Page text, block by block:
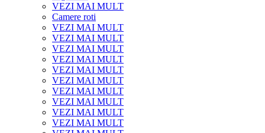
VEZI MAI MULT
Camere roti
VEZI MAI MULT
VEZI MAI MULT
VEZI MAI MULT
VEZI MAI MULT
VEZI MAI MULT
VEZI MAI MULT
VEZI MAI MULT
VEZI MAI MULT
VEZI MAI MULT
VEZI MAI MULT